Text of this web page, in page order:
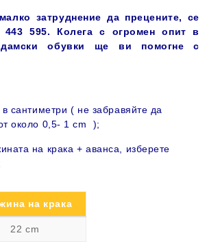
затруднение да прецените, се
443 595. Колега с огромен опит в
обувки ще ви помогне с
сантиметри ( не забравяйте да
около 0,5- 1 cm );
на крака + аванса, изберете
на крака
22 cm